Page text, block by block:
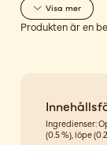
Visamer
Produkten är en
Ingredienser:
(0.5 %), löpe